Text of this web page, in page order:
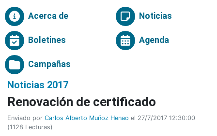
Acerca de Noticias
Boletines Agenda
Campañas
Noticias 2017
Renovación de certificado
Enviado por Carlos Alberto Muñoz Henao el 27/7/2017 12:30:00
(1128 Lecturas)